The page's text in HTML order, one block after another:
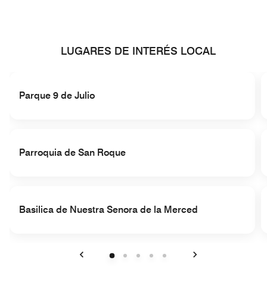
LUGARES DE INTERÉS LOCAL
Parque 9 de Julio
Parroquia de San Roque
Basilica de Nuestra Senora de la Merced